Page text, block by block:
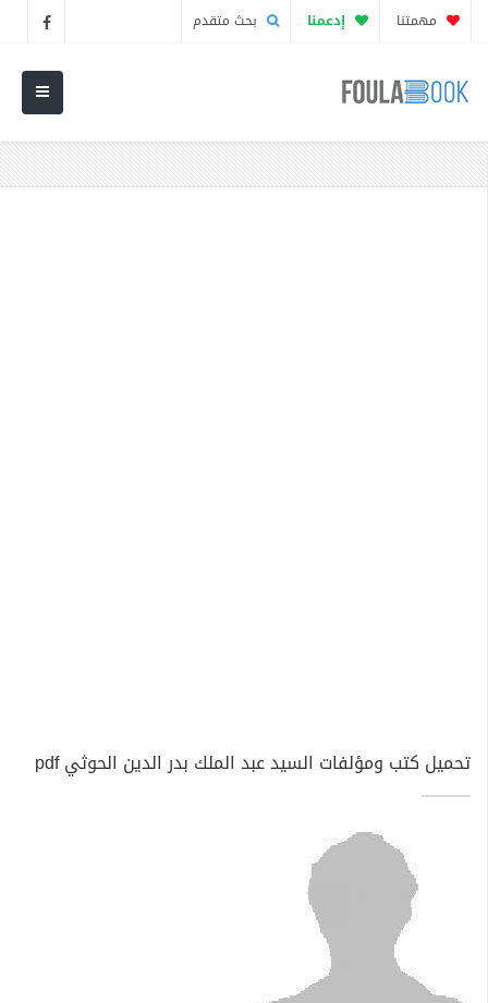
مهمتنا إدعمنا بحث متقدم
تحميل كتب ومؤلفات السيد عبد الملك بدر الدين الحوثي pdf